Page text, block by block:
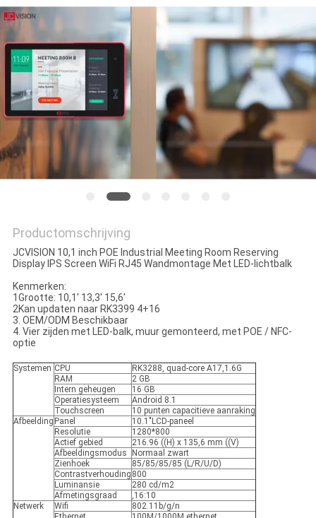
SITEMAP
PRIVACYBELEID
Productomschrijving
JCVISION 10,1 inch POE Industrial Meeting Room Reserving
Display IPS Screen WiFi RJ45 Wandmontage Met LED-lichtbalk
Kenmerken:
1Grootte: 10,1' 13,3' 15,6'
2Kan updaten naar RK3399 4+16
3. OEM/ODM Beschikbaar
4. Vier zijden met LED-balk, muur gemonteerd, met POE / NFC-
optie
Systemen CPU
RK3288, quad-core A17,1.6G
RAM
2 GB
Intern geheugen
16 GB
Operatiesysteem
Android 8.1
Touchscreen
10 punten capacitieve aanraking
Afbeelding Panel
10.1"LCD-paneel
Resolutie
1280*800
Actief gebied
216.96 ((H) x 135,6 mm ((V)
Afbeeldingsmodus
Normaal zwart
Zienhoek
85/85/85/85 (L/R/U/D)
Contrastverhouding 800
Luminansie
280 cd/m2
Afmetingsgraad
,16:10
Netwerk
Wifi
802.11b/g/n